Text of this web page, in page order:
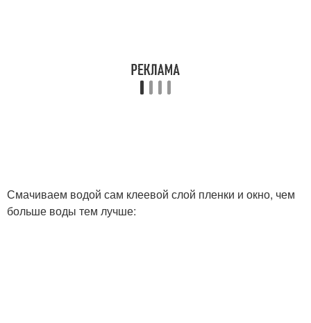
Смачиваем водой сам клеевой слой пленки и окно, чем
больше воды тем лучше: